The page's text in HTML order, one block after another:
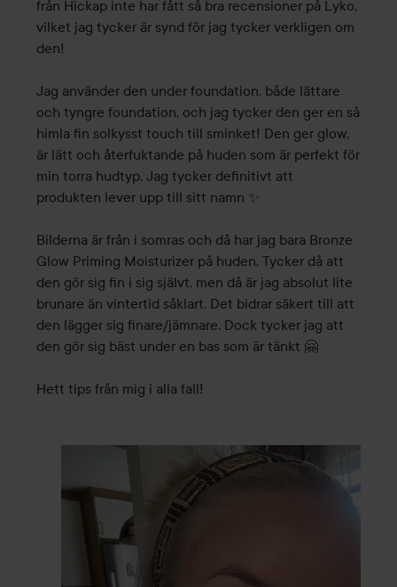
från Hickap inte har fått så bra recensioner på Lyko,
vilket jag tycker är synd för jag tycker verkligen om
den!
Jag använder den under foundation, både lättare
och tyngre foundation, och jag tycker den ger en så
himla fin solkysst touch till sminket! Den ger glow,
är lätt och återfuktande på huden som är perfekt för
min torra hudtyp. Jag tycker definitivt att
produkten lever upp till sitt namn ✨
Bilderna är från i somras och då har jag bara Bronze
Glow Priming Moisturizer på huden. Tycker då att
den gör sig fin i sig självt, men då är jag absolut lite
brunare än vintertid såklart. Det bidrar säkert till att
den lägger sig finare/jämnare. Dock tycker jag att
den gör sig bäst under en bas som är tänkt 🤗
Hett tips från mig i alla fall!